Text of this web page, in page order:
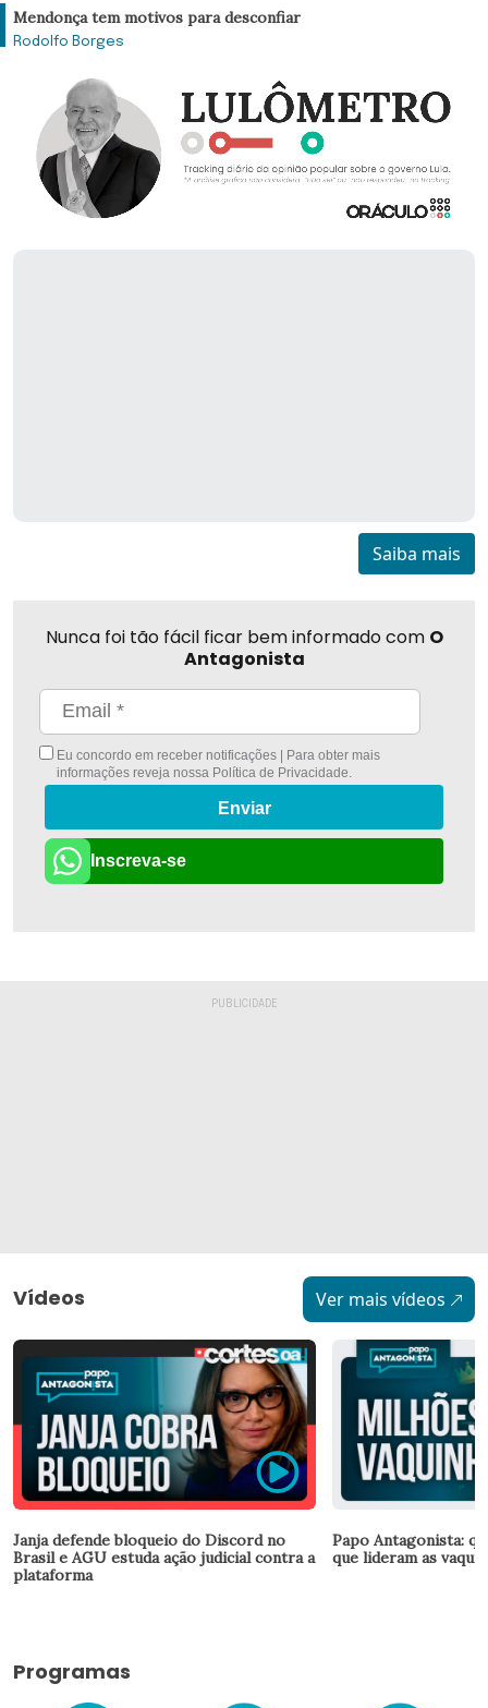
Análise
Mendonça tem motivos para desconfiar
Rodolfo Borges
Saiba mais
Nunca foi tão fácil ficar bem informado com O
Antagonista
Eu concordo em receber notificações | Para obter mais
informações reveja nossa Política de Privacidade.
Enviar
Inscreva-se
Vídeos Ver mais vídeos
Janja defende bloqueio do Discord no
Brasil e AGU estuda ação judicial contra a
plataforma
Papo Antagonista:
que lideram as
Programas